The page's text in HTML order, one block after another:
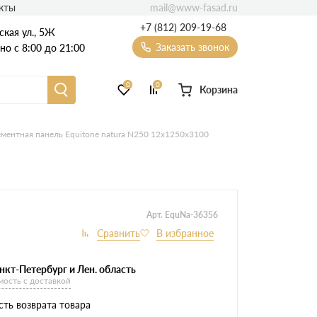
ул., 5Ж
с 8:00 до 21:00
+7 (812) 209-19-68
Заказать звонок
Фиброцементный сайдинг
0 0 Корзина
mail@www-fasad.ru
панель Equitone natura N250 12х1250х3100
Арт. EquNa-36356
Петербург и Лен. область
с доставкой
возврата товара